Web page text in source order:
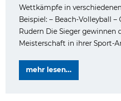
Wettkämpfe in
Beispiel: – Beach-Volleyball
Rudern Die Sieger gewinnen
Meisterschaft in ihrer Sport-
mehr lesen...